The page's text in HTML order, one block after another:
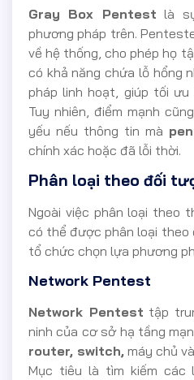
Gray Box Pentest là
phương pháp trên.
về hệ thống, cho phép họ
có khả năng chứa lỗ hổng
pháp linh hoạt, giúp tối
Tuy nhiên, điểm mạnh
yếu nếu thông tin mà
chính xác hoặc đã lỗi thời.
Phân loại theo đối
Ngoài việc phân loại theo
có thể được phân loại theo
tổ chức chọn lựa phương
Network Pentest
Network Pentest tập
ninh của cơ sở hạ tầng
router, switch, máy chủ
Mục tiêu là tìm kiếm các